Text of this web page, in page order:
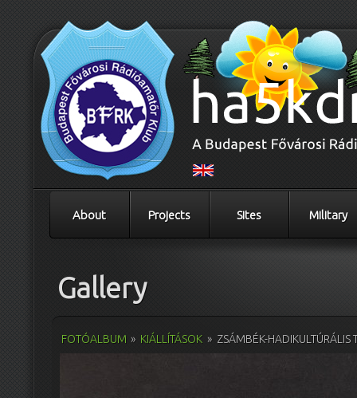
About Projects Sites Military
Gallery
FOTÓALBUM » KIÁLLÍTÁSOK » ZSÁMBÉK-